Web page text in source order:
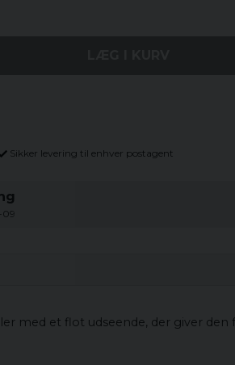
Sikker levering til enhver postagent
09
med et flot udseende, der giver den